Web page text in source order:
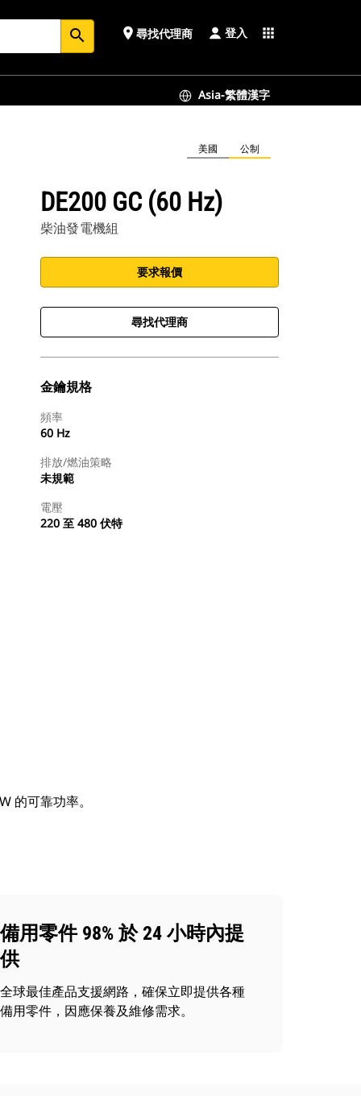
search place 尋找代理商 登入 apps
Asia-繁體漢字
美國 公制
DE200 GC (60 Hz)
柴油發電機組
要求報價
尋找代理商
金鑰規格
頻率
60 Hz
排放/燃油策略
未規範
電壓
220 至 480 伏特
的可靠功率。
備用零件 98% 於 24 小時內提
供
全球最佳產品支援網路，確保立即提供各種
備用零件，因應保養及維修需求。